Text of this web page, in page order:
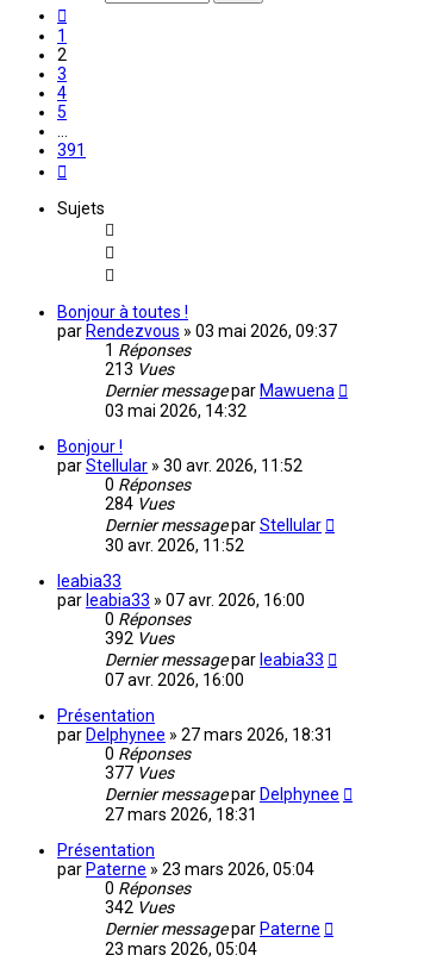
1
2
3
4
5
391
Sujets
Bonjour à toutes !
par Rendezvous » 03 mai 2026, 09:37
1 Réponses
213 Vues
Dernier messagepar Mawuena
03 mai 2026, 14:32
Bonjour !
parStellular » 30 avr. 2026, 11:52
0 Réponses
284 Vues
Dernier messageparStellular
30 avr. 2026, 11:52
leabia33
par leabia33 » 07 avr. 2026, 16:00
0 Réponses
392 Vues
Dernier messagepar leabia33
07 avr. 2026, 16:00
Présentation
par Delphynee » 27 mars 2026, 18:31
0 Réponses
377 Vues
Dernier messagepar Delphynee
27 mars 2026, 18:31
Présentation
par Paterne » 23 mars 2026, 05:04
0 Réponses
342 Vues
Dernier messagepar Paterne
23 mars 2026, 05:04